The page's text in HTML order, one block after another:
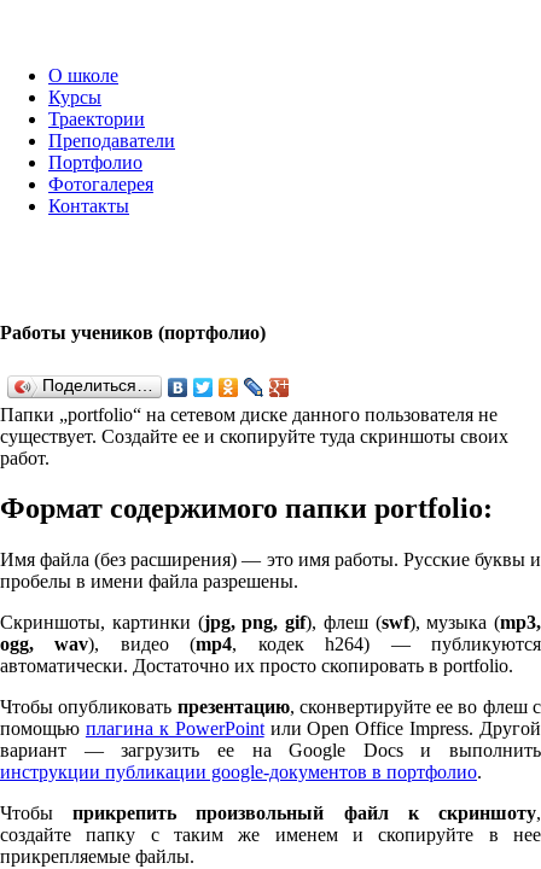
О школе
Курсы
Траектории
Преподаватели
Портфолио
Фотогалерея
Контакты
Работы учеников (портфолио)
Поделиться…
Папки „port­fo­lio“ на сетевом диске данного пользователя не
существует. Создайте ее и скопируйте туда скриншоты своих
работ.
Формат содержимого папки port­fo­lio:
Имя файла (без расширения) — это имя работы. Русские буквы и
пробелы в имени файла разрешены.
Скриншоты, картинки (jpg, png, gif), флеш (swf), музыка (mp3,
ogg, wav), видео (mp4, кодек h264) — публикуются
автоматически. Достаточно их просто скопировать в port­fo­lio.
Чтобы опубликовать презентацию, сконвертируйте ее во флеш с
помощью плагина к Pow­er­Pointили Open Office Impress. Другой
вариант — загрузить ее на Google Docs и выполнить
инструкции публикации google-документов в портфолио.
Чтобыприкрепить произвольный файл к скриншоту,
создайте папку с таким же именем и скопируйте в нее
прикрепляемые файлы.